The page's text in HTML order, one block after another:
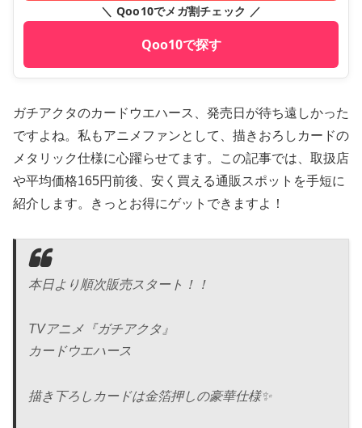
＼ Qoo10でメガ割チェック ／
Qoo10で探す
ガチアクタのカードウエハース、発売日が待ち遠しかった
ですよね。私もアニメファンとして、描きおろしカードの
メタリック仕様に心躍らせてます。この記事では、取扱店
や平均価格165円前後、安く買える通販スポットを手短に
紹介します。きっとお得にゲットできますよ！
本日より順次販売スタート！！
TVアニメ『ガチアクタ』
カードウエハース
描き下ろしカードは金箔押しの豪華仕様✨